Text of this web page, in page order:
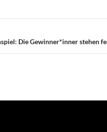
Die Gewinner*inner stehen